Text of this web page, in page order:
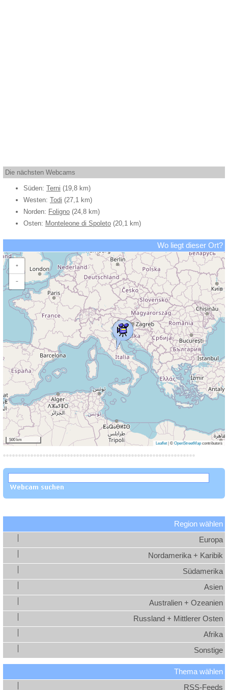
Die nächsten Webcams
Süden: Terni (19,8 km)
Westen: Todi (27,1 km)
Norden: Foligno (24,8 km)
Osten: Monteleone di Spoleto (20,1 km)
Wo liegt dieser Ort?
+
−
500 km
Leaflet © OpenStreetMap contributors
Region wählen
Europa
Nordamerika + Karibik
Südamerika
Asien
Australien + Ozeanien
Russland + Mittlerer Osten
Afrika
Sonstige
Thema wählen
RSS-Feeds